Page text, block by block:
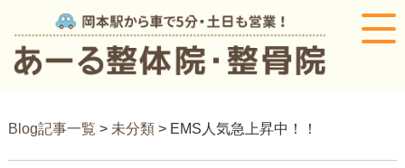
Blog記事一覧 > 未分類> EMS人気急上昇中！！